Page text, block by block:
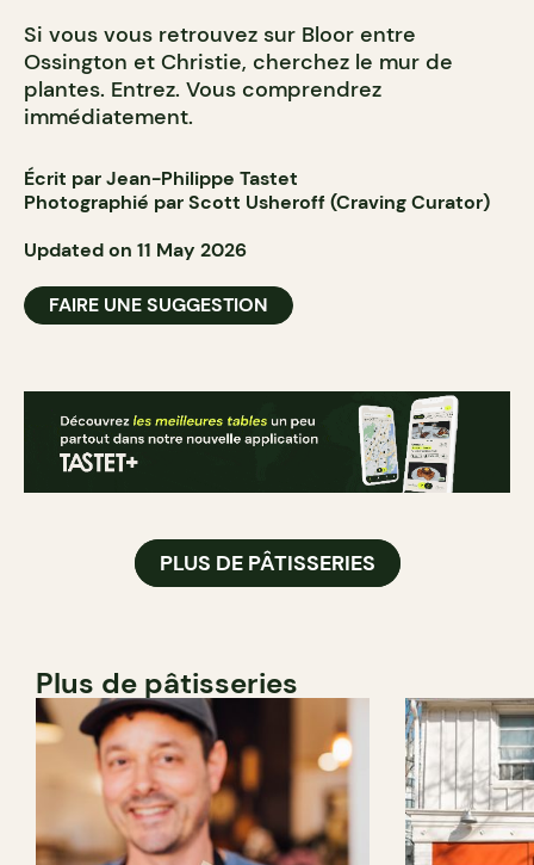
Si vous vous retrouvez sur Bloor entre
Ossington et Christie, cherchez le mur de
plantes. Entrez. Vous comprendrez
immédiatement.
Écrit par Jean-Philippe Tastet
Photographié par Scott Usheroff (Craving Curator)
Updated on 11 May 2026
FAIRE UNE SUGGESTION
PLUS DE PÂTISSERIES
Plus de pâtisseries